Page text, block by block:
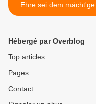
Ehre sei dem mächt'gen
Kalifen
Hébergé par Overblog
Top articles
Pages
Contact